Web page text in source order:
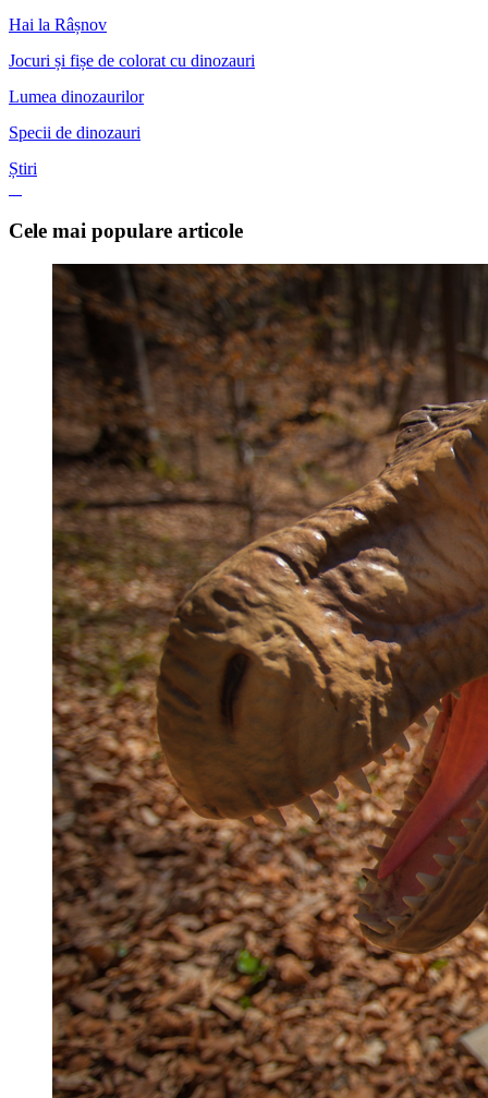
Hai la Râșnov
Jocuri și fișe de colorat cu dinozauri
Lumea dinozaurilor
Specii de dinozauri
Știri
Cele mai populare articole